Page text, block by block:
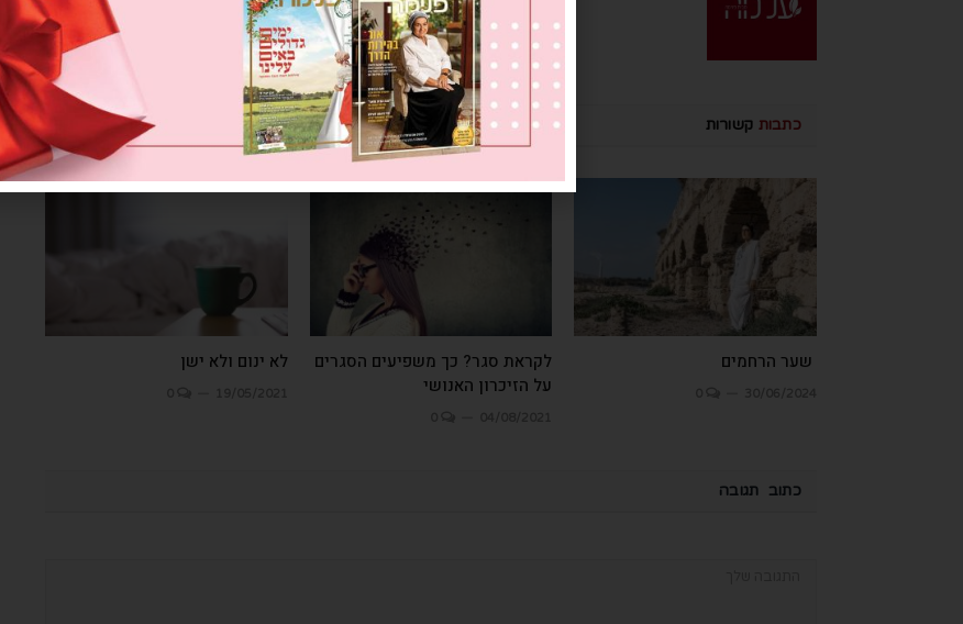
כתבות קשורות
שער הרחמים
לקראת סגר? כך משפיעים הסגרים
על הזיכרון האנושי
לא ינום ולא ישן
כתוב תגובה